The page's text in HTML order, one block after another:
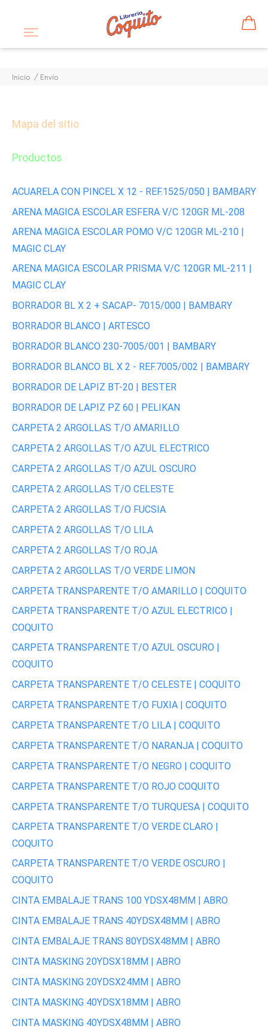
Inicio Envío
Mapa del sitio
Productos
ACUARELA CON PINCEL X 12 - REF.1525/050 | BAMBARY
ARENA MAGICA ESCOLAR ESFERA V/C 120GR ML-208
ARENA MAGICA ESCOLAR POMO V/C 120GR ML-210 |
MAGIC CLAY
ARENA MAGICA ESCOLAR PRISMA V/C 120GR ML-211 |
MAGIC CLAY
BORRADOR BL X 2 + SACAP- 7015/000 | BAMBARY
BORRADOR BLANCO | ARTESCO
BORRADOR BLANCO 230-7005/001 | BAMBARY
BORRADOR BLANCO BL X 2 - REF.7005/002 | BAMBARY
BORRADOR DE LAPIZ BT-20 | BESTER
BORRADOR DE LAPIZ PZ 60 | PELIKAN
CARPETA 2 ARGOLLAS T/O AMARILLO
CARPETA 2 ARGOLLAS T/O AZUL ELECTRICO
CARPETA 2 ARGOLLAS T/O AZUL OSCURO
CARPETA 2 ARGOLLAS T/O CELESTE
CARPETA 2 ARGOLLAS T/O FUCSIA
CARPETA 2 ARGOLLAS T/O LILA
CARPETA 2 ARGOLLAS T/O ROJA
CARPETA 2 ARGOLLAS T/O VERDE LIMON
CARPETA TRANSPARENTE T/O AMARILLO | COQUITO
CARPETA TRANSPARENTE T/O AZUL ELECTRICO |
COQUITO
CARPETA TRANSPARENTE T/O AZUL OSCURO |
COQUITO
CARPETA TRANSPARENTE T/O CELESTE | COQUITO
CARPETA TRANSPARENTE T/O FUXIA | COQUITO
CARPETA TRANSPARENTE T/O LILA | COQUITO
CARPETA TRANSPARENTE T/O NARANJA | COQUITO
CARPETA TRANSPARENTE T/O NEGRO | COQUITO
CARPETA TRANSPARENTE T/O ROJO COQUITO
CARPETA TRANSPARENTE T/O TURQUESA | COQUITO
CARPETA TRANSPARENTE T/O VERDE CLARO |
COQUITO
CARPETA TRANSPARENTE T/O VERDE OSCURO |
COQUITO
CINTA EMBALAJE TRANS 100 YDSX48MM | ABRO
CINTA EMBALAJE TRANS 40YDSX48MM | ABRO
CINTA EMBALAJE TRANS 80YDSX48MM | ABRO
CINTA MASKING 20YDSX18MM | ABRO
CINTA MASKING 20YDSX24MM | ABRO
CINTA MASKING 40YDSX18MM | ABRO
CINTA MASKING 40YDSX48MM | ABRO